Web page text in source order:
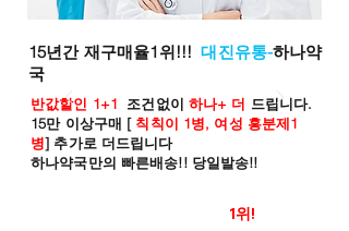
15년간 재구매율1위!!!대진유통-하나약
국
반값할인 1+1 조건없이 하나+ 더 드립니다.
15만 이상구매 [ 칙칙이 1병, 여성 흥분제1
병] 추가로 더드립니다
하나약국만의 빠른배송!! 당일발송!!
1위!